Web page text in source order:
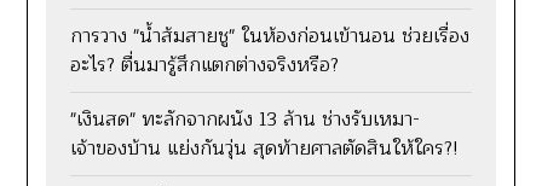
การวาง "น้ำส้มสายชู" ในห้องก่อนเข้านอน ช่วยเรื่อง
อะไร? ตื่นมารู้สึกแตกต่างจริงหรือ?
"เงินสด" ทะลักจากผนัง 13 ล้าน ช่างรับเหมา-
เจ้าของบ้าน แย่งกันวุ่น สุดท้ายศาลตัดสินให้ใคร?!